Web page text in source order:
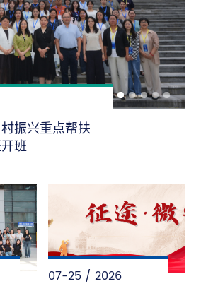
——致敬每一份
07-25 / 2026